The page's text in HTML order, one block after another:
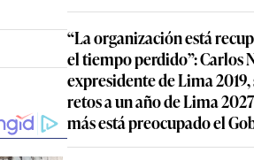
“La organización está
el tiempo perdido”: Carlos
expresidente de Lima
retos a un año de Lima
más está preocupado el